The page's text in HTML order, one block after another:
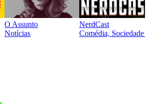
O Assunto
Notícias
NerdCast
Comédia, Sociedade